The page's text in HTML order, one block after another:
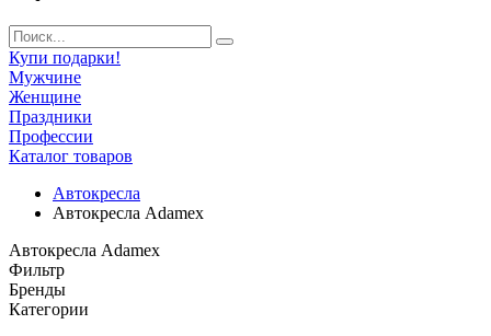
Купи подарки!
Мужчине
Женщине
Праздники
Профессии
Каталог товаров
Автокресла
Автокресла Adamex
Автокресла Adamex
Фильтр
Бренды
Категории